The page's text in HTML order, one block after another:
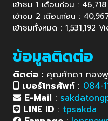
เข้าชม 1 เดือนก่อน :
เข้าชม 2 เดือนก่อน :
เข้าชมทั้งหมด : 1,531,192
ข้อมูลติดต่อ
ติดต่อ : คุณศักดา ทอง
เบอร์โทรศัพท์ : 084-
E-Mail :
LINE ID : tpsakda